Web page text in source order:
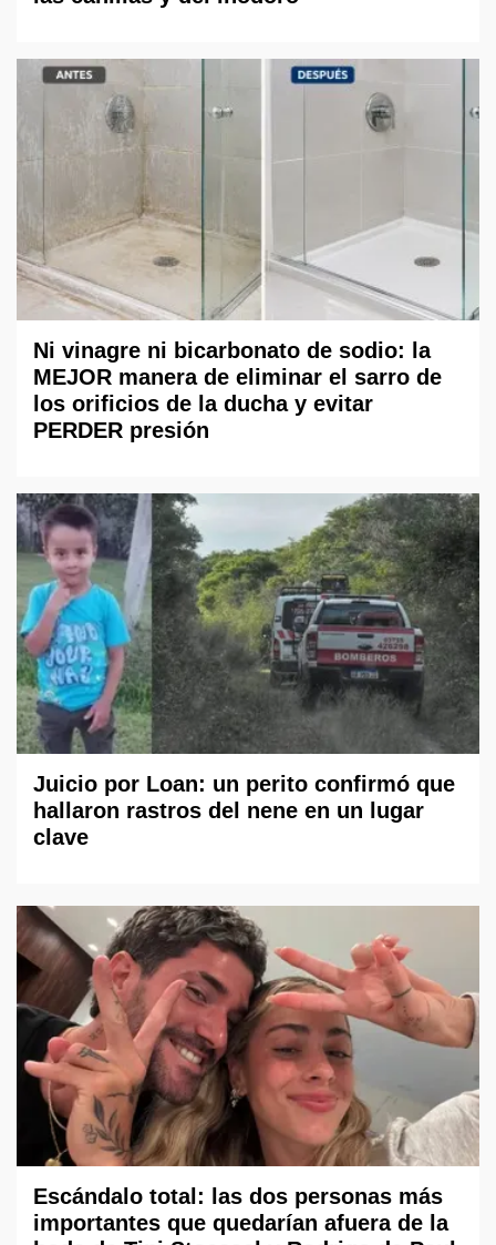
Ni vinagre ni bicarbonato de sodio: la
MEJOR manera de eliminar el sarro de
los orificios de la ducha y evitar
PERDER presión
Juicio por Loan: un perito confirmó que
hallaron rastros del nene en un lugar
clave
Escándalo total: las dos personas más
importantes que quedarían afuera de la